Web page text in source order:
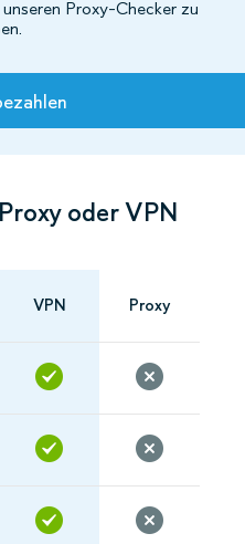
Proxy-Checker zu
oder VPN
VPN Proxy